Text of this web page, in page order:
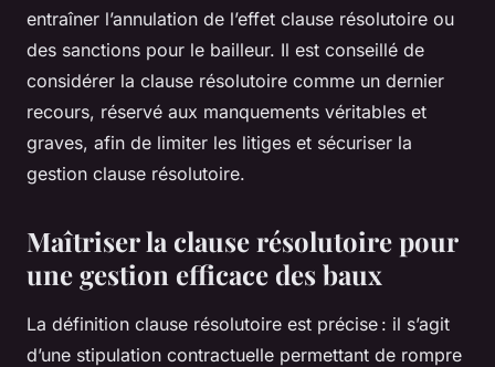
entraîner l’annulation de l’effet clause résolutoire ou
des sanctions pour le bailleur. Il est conseillé de
considérer la clause résolutoire comme un dernier
recours, réservé aux manquements véritables et
graves, afin de limiter les litiges et sécuriser la
gestion clause résolutoire.
Maîtriser la clause résolutoire pour
une gestion efficace des baux
La définition clause résolutoire est précise : il s’agit
d’une stipulation contractuelle permettant de rompre